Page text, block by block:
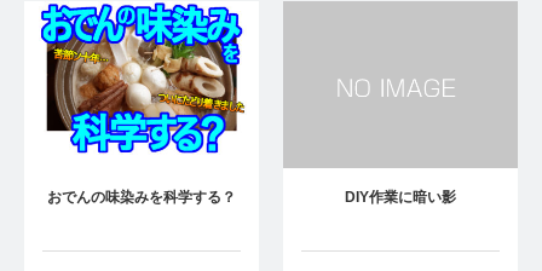
おでんの味染みを科学する？ DIY作業に暗い影